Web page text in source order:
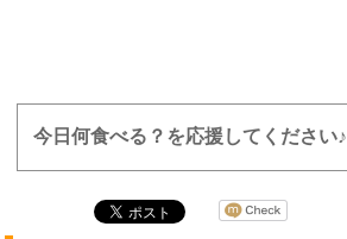
今日何食べる？を応援してください♪